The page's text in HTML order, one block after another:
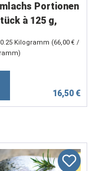
Portionen
à 125 g,
0.25 Kilogramm (66,00 € /
16,50 €